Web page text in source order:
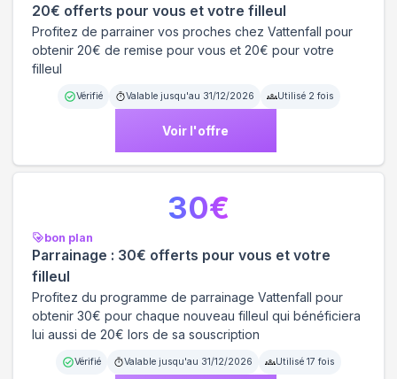
20€ offerts pour vous et votre filleul
Profitez de parrainer vos proches chez Vattenfall pour
obtenir 20€ de remise pour vous et 20€ pour votre
filleul
Vérifié Valable jusqu'au 31/12/2026 Utilisé 2 fois
Voir l'offre
bon plan
Parrainage : 30€ offerts pour vous et votre
filleul
Profitez du programme de parrainage Vattenfall pour
obtenir 30€ pour chaque nouveau filleul qui bénéficiera
lui aussi de 20€ lors de sa souscription
Vérifié Valable jusqu'au 31/12/2026 Utilisé 17 fois
30€